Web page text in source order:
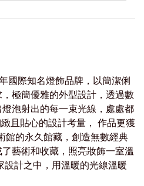
國際知名燈飾品牌，以簡潔俐
極簡優雅的外型設計，透過數
泡射出的每一束光線，處處都
且貼心的設計考量， 作品更獲
館的永久館藏，創造無數經典
藝術和收藏，照亮妝飾一室溫
計之中，用溫暖的光線溫暖